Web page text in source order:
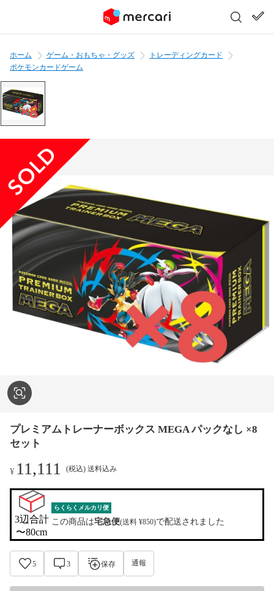
ホーム ゲーム・おもちゃ・グッズ
トレーディングカード
ポケモンカードゲーム
プレミアムトレーナーボックス MEGA パックなし ×8
セット
¥ 11,111 (税込) 送料込み
3辺合計
〜80cm
らくらくメルカリ便
この商品は宅急便(送料 ¥850)で配送されました
5 3 保存 通報